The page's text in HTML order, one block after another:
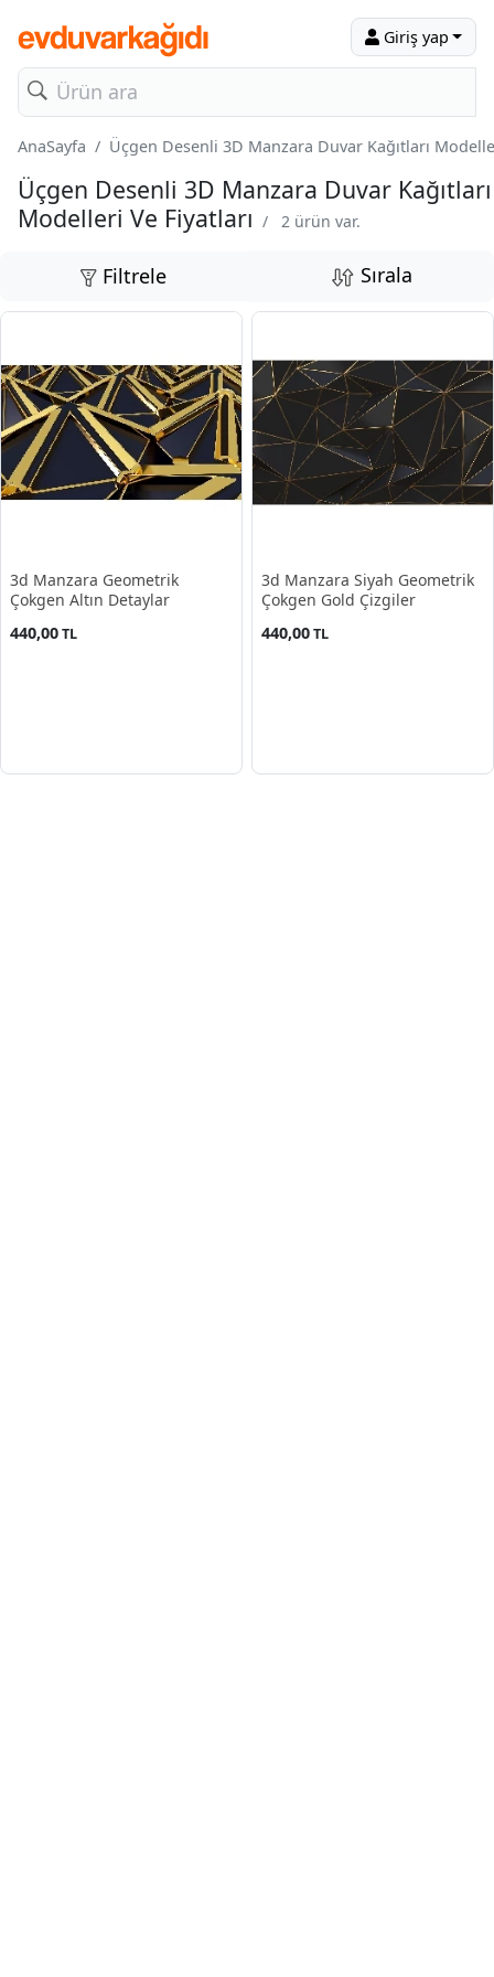
Giriş yap
AnaSayfa Üçgen Desenli 3D Manzara Duvar Kağıtları
Üçgen Desenli 3D Manzara Duvar Kağıtları
Modelleri Ve Fiyatları / 2 ürün var.
Filtrele Sırala
3d Manzara Geometrik
Çokgen Altın Detaylar
440,00TL
3d Manzara Siyah Geometrik
Çokgen Gold Çizgiler
440,00TL